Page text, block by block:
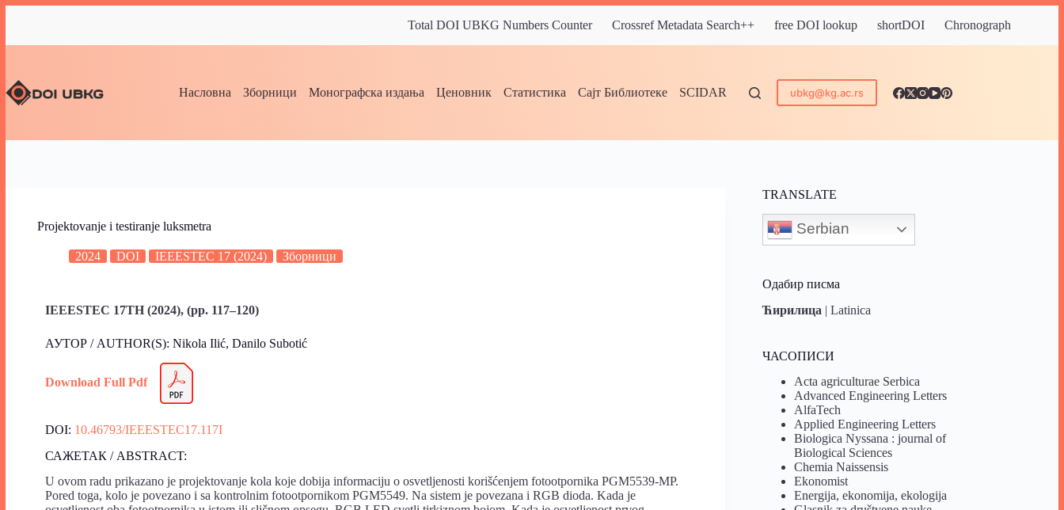
Total DOI UBKG Numbers Counter Crossref Metadata Search++ free DOI lookup shortDOI Chronograph
Насловна Зборници Монографска издања Ценовник Статистика Сајт Библиотеке SCIDAR ubkg@kg.ac.rs
Projektovanje i testiranje luksmetra
2024 DOI IEEESTEC 17 (2024) Зборници
IEEESTEC 17TH (2024), (pp. 117–120)
АУТОР / AUTHOR(S): Nikola Ilić, Danilo Subotić
Download Full Pdf
DOI: 10.46793/IEEESTEC17.117I
САЖЕТАК / ABSTRACT:
U ovom radu prikazano je projektovanje kola koje dobija informaciju o osvetljenosti korišćenjem fotootpornika PGM5539-MP.
Pored toga, kolo je povezano i sa kontrolnim fotootpornikom PGM5549. Na sistem je povezana i RGB dioda. Kada je
TRANSLATE
Serbian
Одабир писма
Ћирилица |Latinica
ЧАСОПИСИ
Acta agriculturae Serbica
Advanced Engineering Letters
AlfaTech
Applied Engineering Letters
Biologica Nyssana : journal of
Biological Sciences
Chemia Naissensis
Ekonomist
Energija, ekonomija, ekologija